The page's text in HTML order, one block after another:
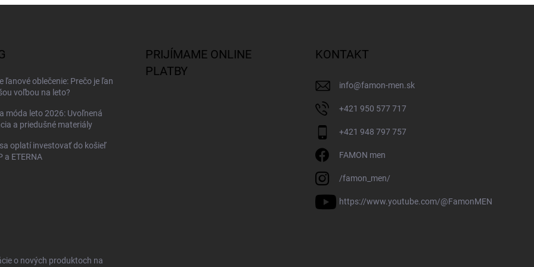
ľanové oblečenie: Prečo je ľan
voľbou na leto?
móda leto 2026: Uvoľnená
a priedušné materiály
oplatí investovať do košieľ
a ETERNA
PRIJÍMAME ONLINE
PLATBY
KONTAKT
info@famon-men.sk
+421 950 577 717
+421 948 797 757
FAMON men
/famon_men/
https://www.youtube.com/@FamonMEN
o nových produktoch na